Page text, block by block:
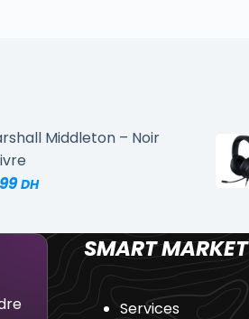
Middleton – Noir
SMART MARKET
Services